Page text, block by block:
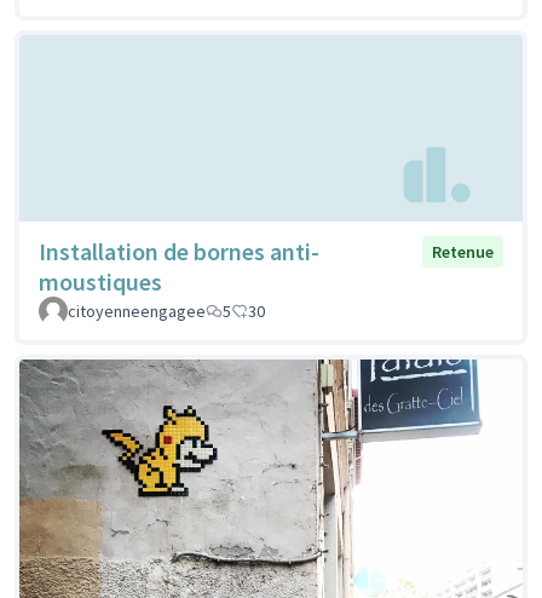
Installation de bornes anti-
moustiques
Retenue
citoyenneengagee 5 30